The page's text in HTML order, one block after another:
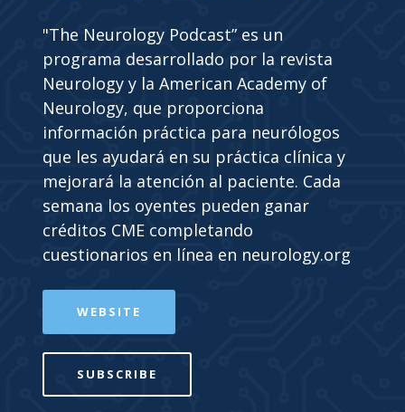
"The Neurology Podcast” es un
programa desarrollado por la revista
Neurology y la American Academy of
Neurology, que proporciona
información práctica para neurólogos
que les ayudará en su práctica clínica y
mejorará la atención al paciente. Cada
semana los oyentes pueden ganar
créditos CME completando
cuestionarios en línea en neurology.org
WEBSITE
SUBSCRIBE